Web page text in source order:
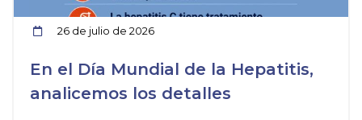
26 de julio de 2026
En el Día Mundial de la Hepatitis,
analicemos los detalles